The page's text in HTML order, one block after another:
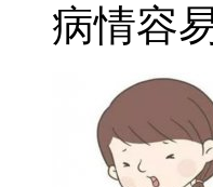
病情容